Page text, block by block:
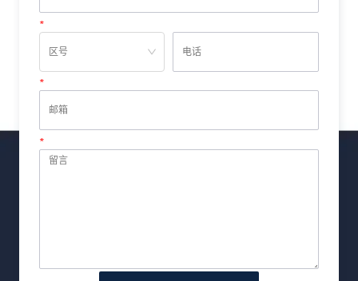
*电话
*邮箱
*留言